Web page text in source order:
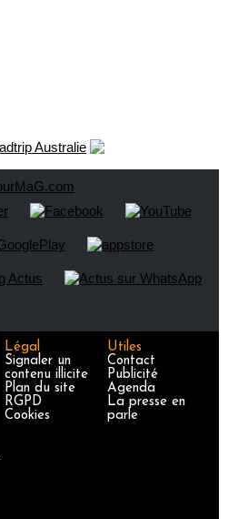
Légal
Signaler un
contenu illicite
Plan du site
RGPD
Cookies
Utiles
Contact
Publicité
Agenda
La presse en
parle